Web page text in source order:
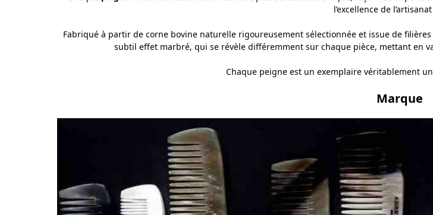
l’excellence de
Fabriqué à partir de corne bovine naturelle rigoureusement sélectionnée et issue de
subtil effet marbré, qui se révèle différemment sur chaque pièce, mettant en
Chaque peigne est un exemplaire véritablement
Marque